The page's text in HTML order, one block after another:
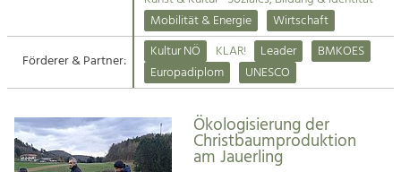
Suche
Impressum
Kontakt
Tourismus
Angebotsentwicklung und
Kunst & Kultur
Handwerk, Wissenschaft und Forschung.
Mobilität & Energie
Wirtschaft
Förderer & Partner:
Kultur NÖ KLAR! Leader
BMKOES
Europadiplom
UNESCO
Ökologisierung der
Christbaumproduktion
am Jauerling